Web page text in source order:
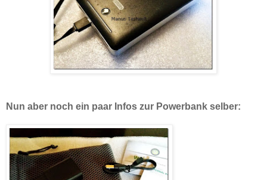
Nun aber noch ein paar Infos zur Powerbank selber: